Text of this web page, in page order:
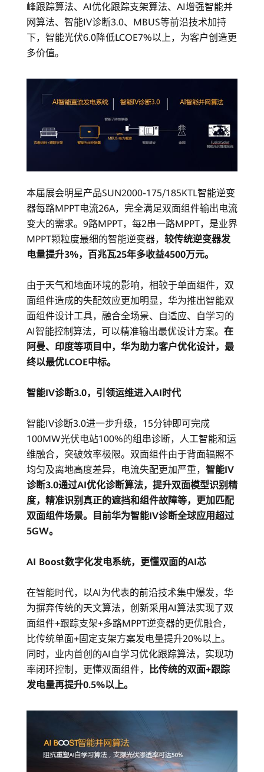
峰跟踪算法、AI优化跟踪支架算法、AI增强智能并
网算法、智能IV诊断3.0、MBUS等前沿技术加持
下，智能光伏6.0降低LCOE7%以上，为客户创造更
多价值。
本届展会明星产品SUN2000-175/185KTL智能逆变
器每路MPPT电流26A，完全满足双面组件输出电流
变大的需求。9路MPPT，每2串一路MPPT，是业界
MPPT颗粒度最细的智能逆变器， 较传统逆变器发
电量提升3%，百兆瓦25年多收益4500万元。
由于天气和地面环境的影响，相较于单面组件，双
面组件造成的失配效应更加明显，华为推出智能双
面组件设计工具，融合全场景、自适应、自学习的
AI智能控制算法，可以精准输出最优设计方案。 在
阿曼、印度等项目中，华为助力客户优化设计，最
终以最优LCOE中标。
智能IV诊断3.0，引领运维进入AI时代
智能IV诊断3.0进一步升级，15分钟即可完成
100MW光伏电站100%的组串诊断，人工智能和运
维融合，突破效率极限。双面组件由于背面辐照不
均匀及离地高度差异，电流失配更加严重， 智能IV
诊断3.0通过AI优化诊断算法，提升双面模型识别精
度，精准识别真正的遮挡和组件故障等，更加匹配
双面组件场景。目前华为智能IV诊断全球应用超过
5GW。
AI Boost数字化发电系统，更懂双面的AI芯
在智能时代，以AI为代表的前沿技术集中爆发，华
为摒弃传统的天文算法，创新采用AI算法实现了双
面组件+跟踪支架+多路MPPT逆变器的更优融合，
比传统单面+固定支架方案发电量提升20%以上。
同时，业内首创的AI自学习优化跟踪算法，实现功
率闭环控制，更懂双面组件， 比传统的双面+跟踪
发电量再提升0.5%以上。